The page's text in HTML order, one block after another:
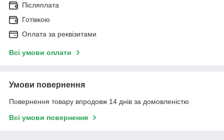
Післяплата
Готівкою
Оплата за реквізитами
Всі умови оплати
Умови повернення
Повернення товару впродовж 14 днів за домовленістю
Всі умови повернення